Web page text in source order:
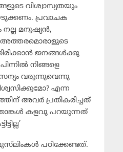
വിശ്വാസ്യതയും
പ്രവാചക
മനുഷ്യന്‍,
അത്തരമൊരാളുടെ
ജനങ്ങള്‍ക്കു
നിങ്ങളെ
വരുന്നുവെന്നു
എന്ന
അവര്‍ പ്രതികരിച്ചത്
കളവു പറയുന്നത്
പഠിക്കേണ്ടത്.